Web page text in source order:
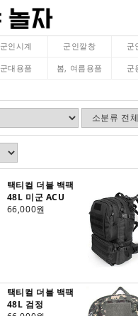
군인시계 군인깔창 군
군대용품 봄, 여름용품 군
택티컬 더블 백팩
48L 미군 ACU
66,000원
택티컬 더블 백팩
48L 검정